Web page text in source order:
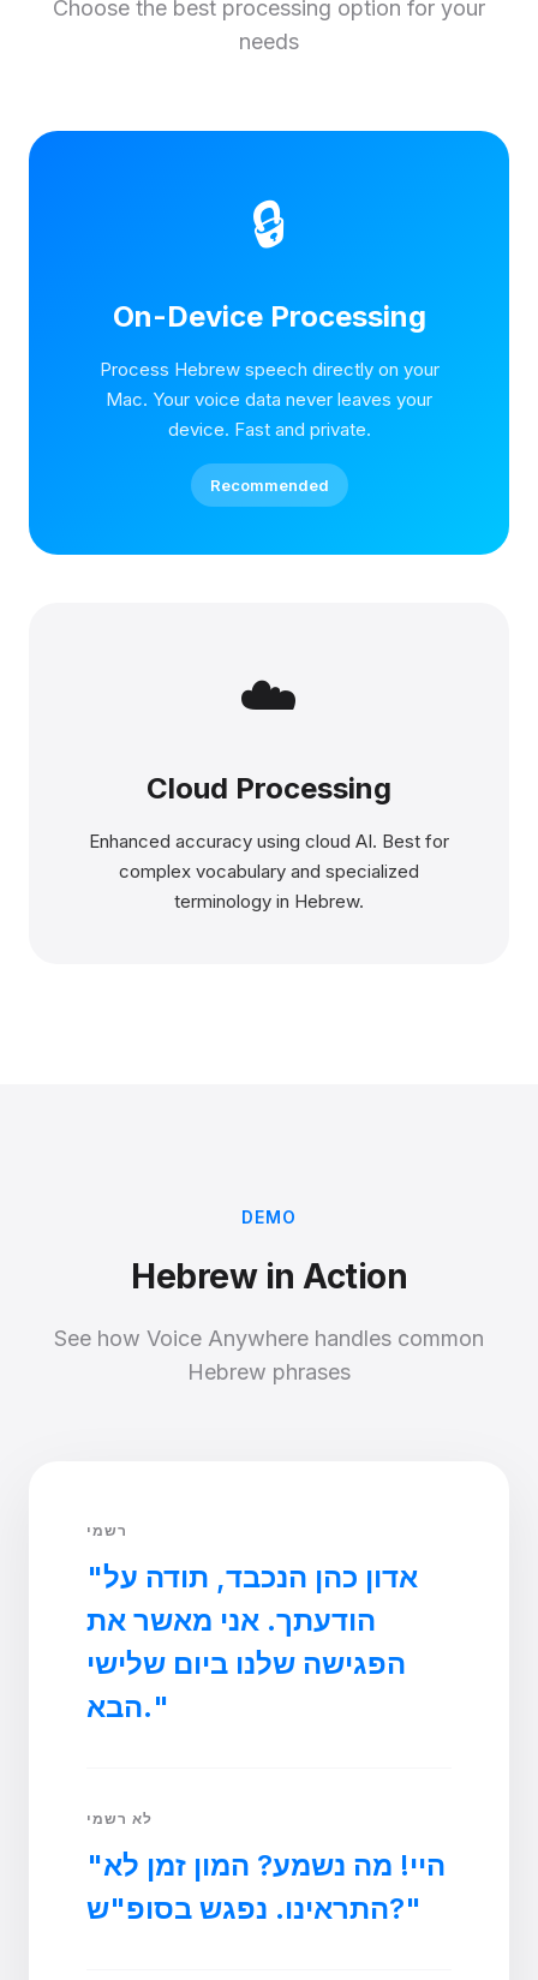
Choose the best processing option for your
needs
🔒
On-Device Processing
Process Hebrew speech directly on your
Mac. Your voice data never leaves your
device. Fast and private.
Recommended
☁️
Cloud Processing
Enhanced accuracy using cloud AI. Best for
complex vocabulary and specialized
terminology in Hebrew.
DEMO
Hebrew in Action
See how Voice Anywhere handles common
Hebrew phrases
רשמי
"אדון כהן הנכבד, תודה על
הודעתך. אני מאשר את
הפגישה שלנו ביום שלישי
הבא."
לא רשמי
"היי! מה נשמע? המון זמן לא
התראינו. נפגש בסופ"ש?"